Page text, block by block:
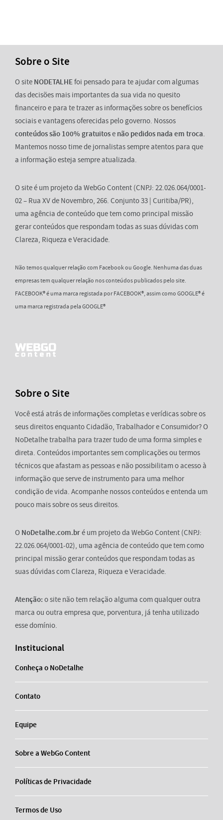
Sobre o Site
O site NODETALHEfoi pensado para te ajudar com algumas
das decisões mais importantes da sua vida no quesito
financeiro e para te trazer as informações sobre os benefícios
sociais e vantagens oferecidas pelo governo. Nossos
conteúdos são 100% gratuitose não pedidos nada em troca.
Mantemos nosso time de jornalistas sempre atentos para que
a informação esteja sempre atualizada.
O site é um projeto da WebGo Content (CNPJ: 22.026.064/0001-
02 – Rua XV de Novembro, 266. Conjunto 33 | Curitiba/PR),
uma agência de conteúdo que tem como principal missão
gerar conteúdos que respondam todas as suas dúvidas com
Clareza, Riqueza e Veracidade.
Não temos qualquer relação com Facebook ou Google. Nenhuma das duas
empresas tem qualquer relação nos conteúdos publicados pelo site.
FACEBOOK® é uma marca registada por FACEBOOK®, assim como GOOGLE® é
uma marca registrada pela GOOGLE®
Sobre o Site
Você está atrás de informações completas e verídicas sobre os
seus direitos enquanto Cidadão, Trabalhador e Consumidor? O
NoDetalhe trabalha para trazer tudo de uma forma simples e
direta. Conteúdos importantes sem complicações ou termos
técnicos que afastam as pessoas e não possibilitam o acesso à
informação que serve de instrumento para uma melhor
condição de vida. Acompanhe nossos conteúdos e entenda um
pouco mais sobre os seus direitos.
O NoDetalhe.com.bré um projeto da WebGo Content (CNPJ:
22.026.064/0001-02), uma agência de conteúdo que tem como
principal missão gerar conteúdos que respondam todas as
suas dúvidas com Clareza, Riqueza e Veracidade.
Atenção: o site não tem relação alguma com qualquer outra
marca ou outra empresa que, porventura, já tenha utilizado
esse domínio.
Institucional
Conheça o NoDetalhe
Contato
Equipe
Sobre a WebGo Content
Políticas de Privacidade
Termos de Uso